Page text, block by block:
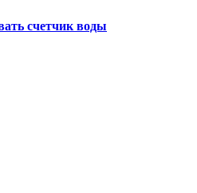
счетчик воды